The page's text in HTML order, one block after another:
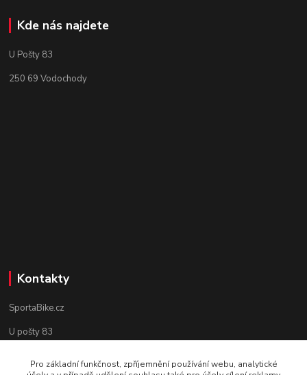
Kde nás najdete
U Pošty 83
250 69 Vodochody
Kontakty
SportaBike.cz
U pošty 83
Pro základní funkčnost, zpříjemnění používání webu, analytické